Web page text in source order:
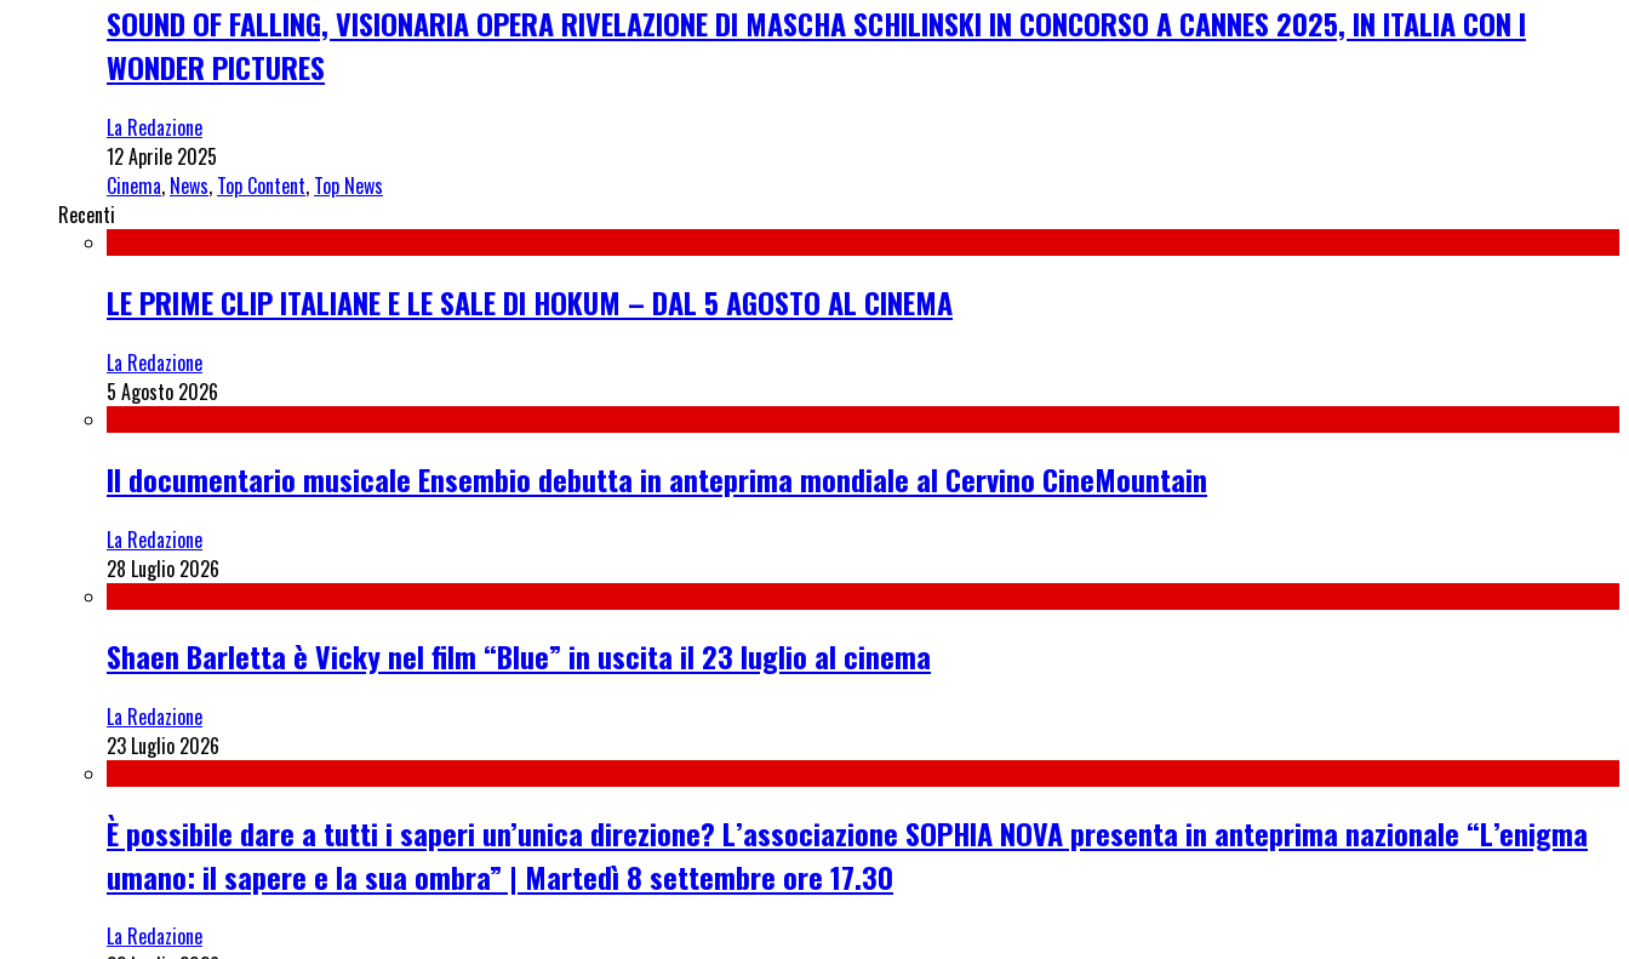
SOUND OF FALLING, VISIONARIA OPERA RIVELAZIONE DI MASCHA SCHILINSKI IN CONCORSO A CANNES 2025, IN ITALIA CON I
WONDER PICTURES
La Redazione
12 Aprile 2025
Cinema, News, Top Content, Top News
Recenti
LE PRIME CLIP ITALIANE E LE SALE DI HOKUM – DAL 5 AGOSTO AL CINEMA
La Redazione
5 Agosto 2026
Il documentario musicale Ensembio debutta in anteprima mondiale al Cervino CineMountain
La Redazione
28 Luglio 2026
Shaen Barletta è Vicky nel film “Blue” in uscita il 23 luglio al cinema
La Redazione
23 Luglio 2026
È possibile dare a tutti i saperi un’unica direzione? L’associazione SOPHIA NOVA presenta in anteprima nazionale “L’enigma
umano: il sapere e la sua ombra” | Martedì 8 settembre ore 17.30
La Redazione